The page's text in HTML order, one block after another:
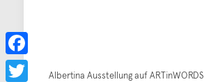
Albertina Ausstellung auf ARTinWORDS
Facebook